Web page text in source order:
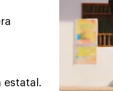
estatal.